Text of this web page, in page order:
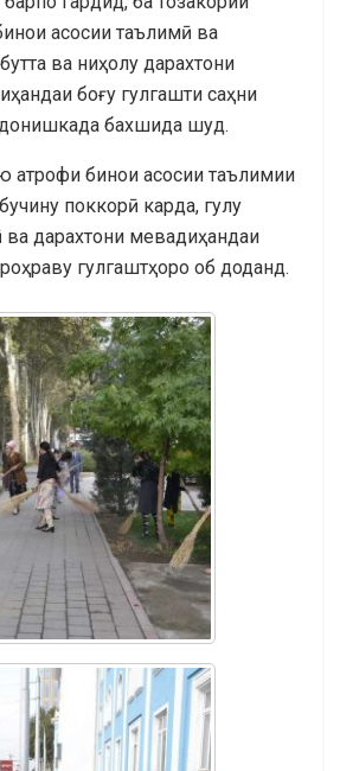
асосии таълимӣ ва
ва ниҳолу дарахтони
боғу гулгашти саҳни
бахшида шуд.
атрофи бинои асосии таълимии
поккорӣ карда, гулу
ва дарахтони мевадиҳандаи
гулгаштҳоро об доданд.